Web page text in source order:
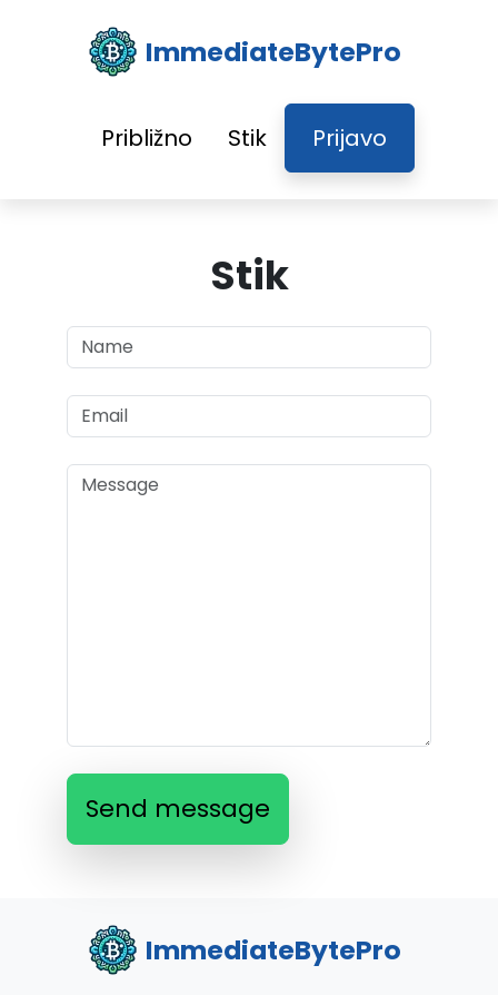
ImmediateBytePro
Približno Stik Prijavo
Stik
Send message
ImmediateBytePro